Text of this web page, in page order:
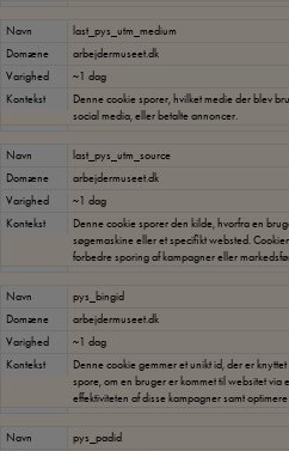
Navn
last_pys_utm_medium
Domæne
arbejdermuseet.dk
Varighed
~1 dag
Kontekst
Denne cookie sporer, hvilket medie der blev
social media, eller betalte annoncer.
Navn
last_pys_utm_source
Domæne
arbejdermuseet.dk
Varighed
~1 dag
Kontekst
Denne cookie sporer den kilde, hvorfra en
søgemaskine eller et specifikt websted.
forbedre sporing af kampagner eller
Navn
pys_bingid
Domæne
arbejdermuseet.dk
Varighed
~1 dag
Kontekst
Denne cookie gemmer et unikt id, der er
spore, om en bruger er kommet til websitet
effektiviteten af disse kampagner samt
Navn
pys_padid